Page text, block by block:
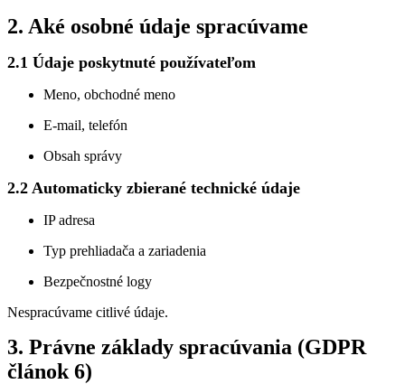
2. Aké osobné údaje spracúvame
2.1 Údaje poskytnuté používateľom
Meno, obchodné meno
E-mail, telefón
Obsah správy
2.2 Automaticky zbierané technické údaje
IP adresa
Typ prehliadača a zariadenia
Bezpečnostné logy
Nespracúvame citlivé údaje.
3. Právne základy spracúvania (GDPR
článok 6)